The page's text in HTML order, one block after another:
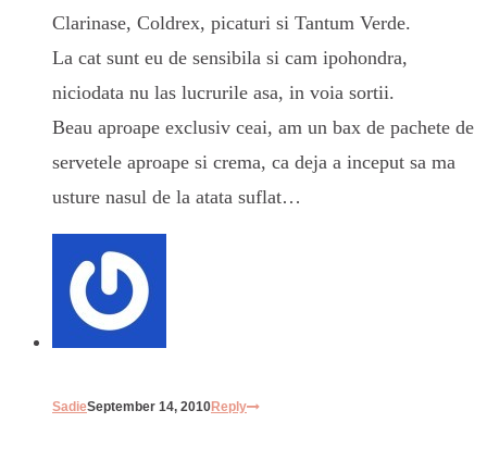
Clarinase, Coldrex, picaturi si Tantum Verde.
La cat sunt eu de sensibila si cam ipohondra,
niciodata nu las lucrurile asa, in voia sortii.
Beau aproape exclusiv ceai, am un bax de pachete de
servetele aproape si crema, ca deja a inceput sa ma
usture nasul de la atata suflat…
SadieSeptember 14, 2010Reply